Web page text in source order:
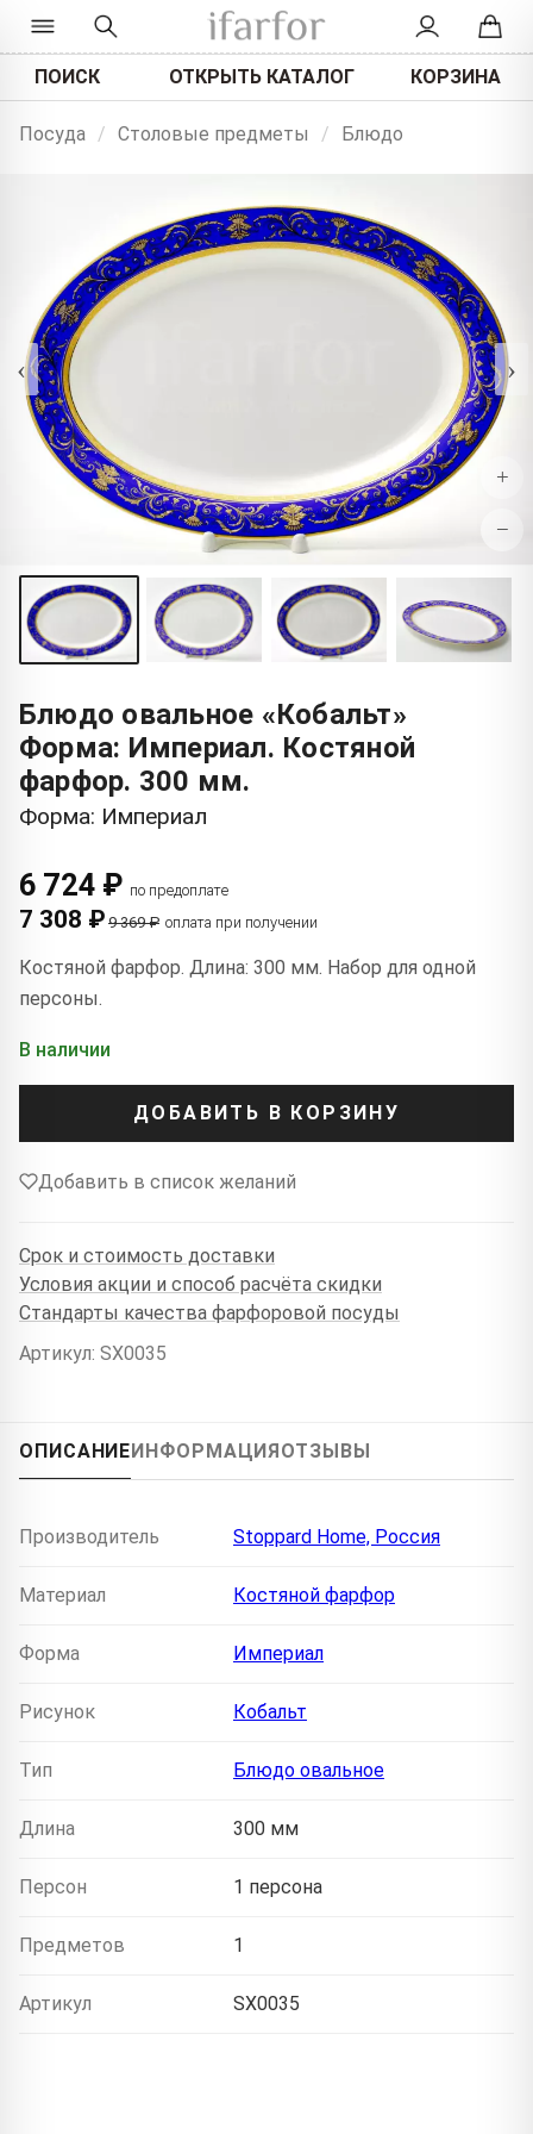
ПОИСК ОТКРЫТЬ КАТАЛОГ КОРЗИНА
Посуда / Столовые предметы / Блюдо
‹ ›
+
−
Блюдо овальное «Кобальт»
Форма: Империал. Костяной
фарфор. 300 мм.
Форма: Империал
6 724 ₽ по предоплате
7 308 ₽ 9 369 ₽ оплата при получении
Костяной фарфор. Длина: 300 мм. Набор для одной
персоны.
В наличии
ДОБАВИТЬ В КОРЗИНУ
Добавить в список желаний
Срок и стоимость доставки
Условия акции и способ расчёта скидки
Стандарты качества фарфоровой посуды
Артикул: SX0035
ОПИСАНИЕИНФОРМАЦИЯОТЗЫВЫ
Производитель Stoppard Home, Россия
Материал Костяной фарфор
Форма Империал
Рисунок Кобальт
Тип Блюдо овальное
Длина 300 мм
Персон 1 персона
Предметов 1
Артикул SX0035